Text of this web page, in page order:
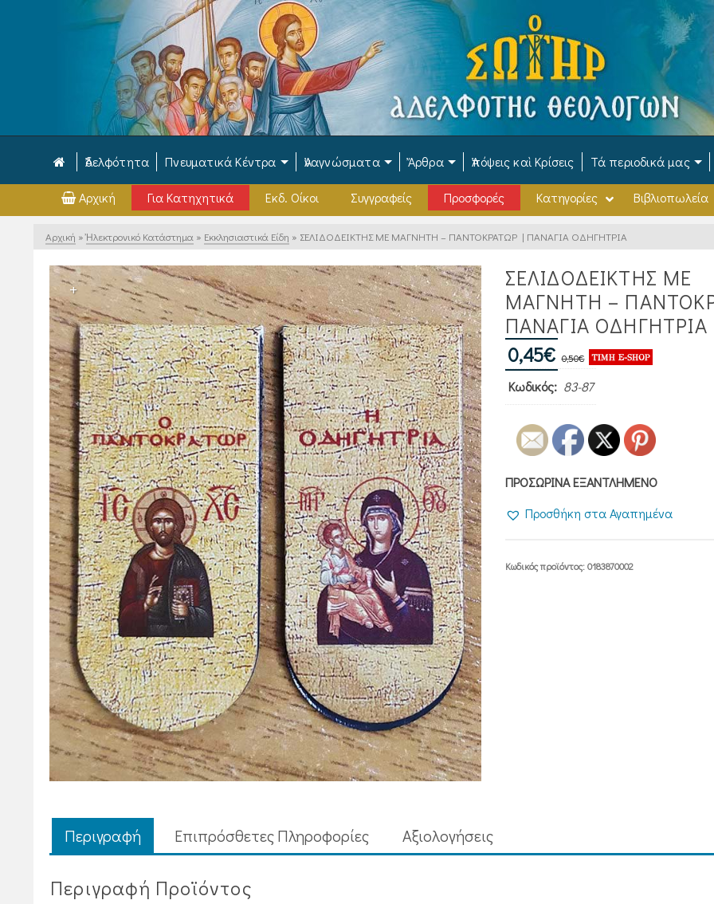
Ἀδελφότητα Πνευματικά Κέντρα Ἀναγνώσματα Ἄρθρα Ἀπόψεις καὶ Κρίσεις Τά περιοδικά μας
Αρχική Για Κατηχητικά Εκδ. Οίκοι Συγγραφείς Προσφορές Κατηγορίες Βιβλιοπωλεία
Αρχική » Ἠλεκτρονικό Κατάστημα » Εκκλησιαστικά Είδη » ΣΕΛΙΔΟΔΕΙΚΤΗΣ ΜΕ ΜΑΓΝΗΤΗ – ΠΑΝΤΟΚΡΑΤΩΡ | ΠΑΝΑΓΙΑ ΟΔΗΓΗΤΡΙΑ
ΣΕΛΙΔΟΔΕΙΚΤΗΣ ΜΕ
ΜΑΓΝΗΤΗ –
ΠΑΝΑΓΙΑ ΟΔΗΓΗΤΡΙΑ
0,50€ Original
price
was:
0,50€.
0,45€ Η
τρέχουσα
τιμή
είναι:
0,45€.
Κωδικός: 83-87
ΠΡΟΣΩΡΙΝΑ ΕΞΑΝΤΛΗΜΕΝΟ
Προσθήκη στα Αγαπημένα
Κωδικός προϊόντος:0183870002
Περιγραφή Επιπρόσθετες Πληροφορίες Aξιολογήσεις
Περιγραφή Προϊόντος